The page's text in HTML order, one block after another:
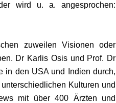
wird u. a. angesprochen:
zuweilen Visionen oder
Dr Karlis Osis und Prof. Dr
in den USA und Indien durch,
Kulturen und
mit über 400 Ärzten und